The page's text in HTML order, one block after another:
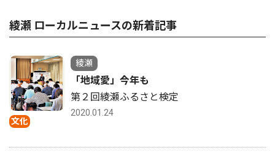
綾瀬 ローカルニュースの新着記事
文化
綾瀬
「地域愛」今年も
第２回綾瀬ふるさと検定
2020.01.24